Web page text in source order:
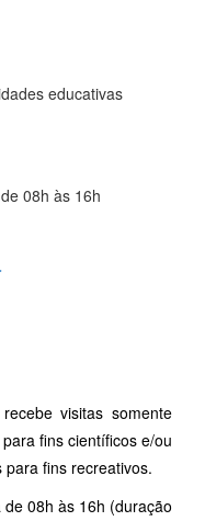
educativas
08h às 16h
visitas somente
fins científicos e/ou
fins recreativos.
08h às 16h (duração